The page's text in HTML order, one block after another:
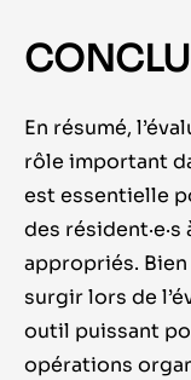
En résumé, l’
rôle important
est essentielle
des résident·e·s
appropriés.
surgir lors de l’
outil puissant
opérations